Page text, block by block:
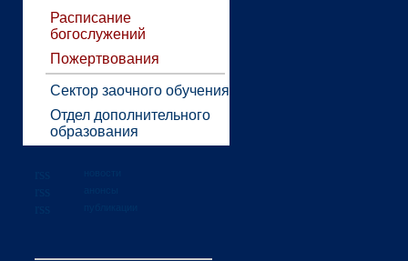
Расписание
богослужений
Пожертвования
Сектор заочного обучения
Отдел дополнительного
образования